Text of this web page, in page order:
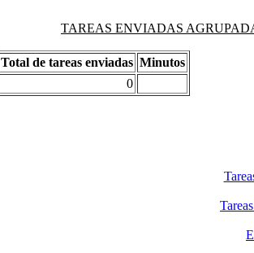
TAREAS ENVIADAS
Total de tareas enviadas Minutos
0